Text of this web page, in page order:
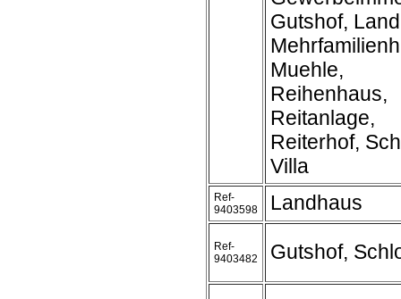
Gutshof,
Muehle,
Reihenhaus,
Reitanlage,
Reiterhof,
Villa
Ref-
9403598
Landhaus
Ref-
9403482
Gutshof,